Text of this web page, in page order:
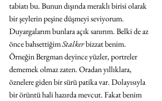
tabiatı bu. Bunun dışında meraklı birisi olarak
bir şeylerin peşine düşmeyi seviyorum.
Duyargalarım bunlara açık sanırım. Belki de az
önce bahsettiğim Stalker bizzat benim.
Örneğin Bergman deyince yüzler, portreler
dememek olmaz zaten. Oradan yıllıklara,
öznelere giden bir sürü patika var. Dolayısıyla
bir örüntü hali hazırda mevcut. Fakat benim